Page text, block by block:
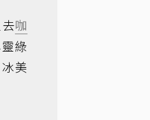
咖
綠
美